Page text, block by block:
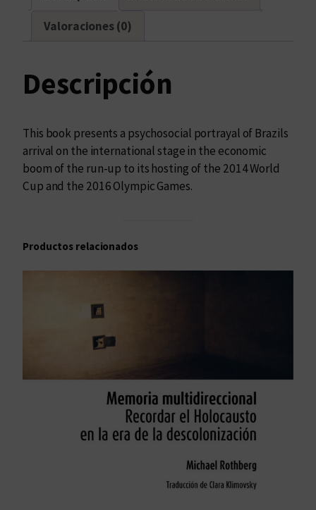
Valoraciones (0)
Descripción
This book presents a psychosocial portrayal of Brazils
arrival on the international stage in the economic
boom of the run-up to its hosting of the 2014 World
Cup and the 2016 Olympic Games.
Productos relacionados